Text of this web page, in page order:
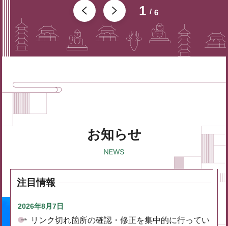
1 6
お知らせ
注目情報
2026年8月7日
リンク切れ箇所の確認・修正を集中的に行ってい